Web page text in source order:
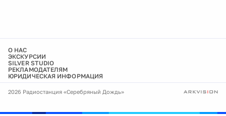
О НАС
ЭКСКУРСИИ
SILVER STUDIO
РЕКЛАМОДАТЕЛЯМ
ЮРИДИЧЕСКАЯ ИНФОРМАЦИЯ
2026 Радиостанция «Серебряный Дождь»